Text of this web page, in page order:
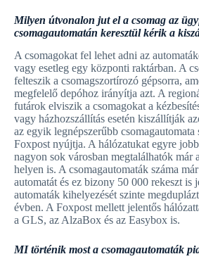
Milyen útvonalon jut el a csomag az
csomagautomatán keresztül kérik a
A csomagokat fel lehet adni az
vagy esetleg egy központi raktárban. A
felteszik a csomagszortírozó gépsorra,
megfelelő depóhoz irányítja azt. A
futárok elviszik a csomagokat a
vagy házhozszállítás esetén kiszállítják
az egyik legnépszerűbb csomagautomata
Foxpost nyújtja. A hálózatukat egyre
nagyon sok városban megtalálhatók már
helyen is. A csomagautomaták száma
automatát és ez bizony 50 000 rekeszt is
automaták kihelyezését szinte
évben. A Foxpost mellett jelentős
a GLS, az AlzaBox és az Easybox is.
MI történik most a csomagautomaták